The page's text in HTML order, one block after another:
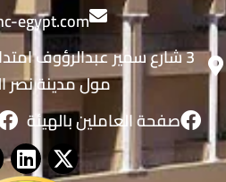
egypt.com
3 شارع سمير عبدالرؤوف
مول مدينة نصر
صفحة العاملين بالهيئة